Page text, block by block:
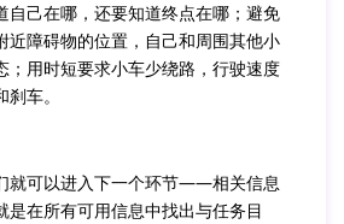
自己在哪，还要知道终点在哪；避免
近障碍物的位置，自己和周围其他小
；用时短要求小车少绕路，行驶速度
车。
就可以进入下一个环节——相关信息
是在所有可用信息中找出与任务目